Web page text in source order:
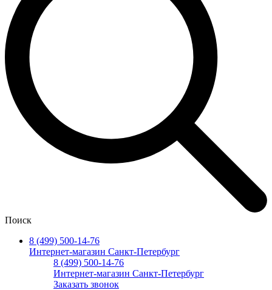
Поиск
8 (499) 500-14-76
Интернет-магазин Санкт-Петербург
8 (499) 500-14-76
Интернет-магазин Санкт-Петербург
Заказать звонок